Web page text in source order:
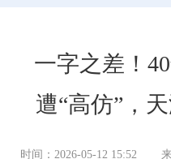
一字之差！
遭“高仿”，
时间：2026-05-12 15:52